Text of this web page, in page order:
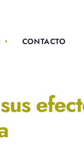
CONTACTO